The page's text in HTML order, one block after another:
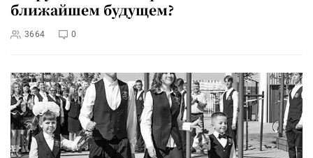
ближайшем будущем?
3664 0